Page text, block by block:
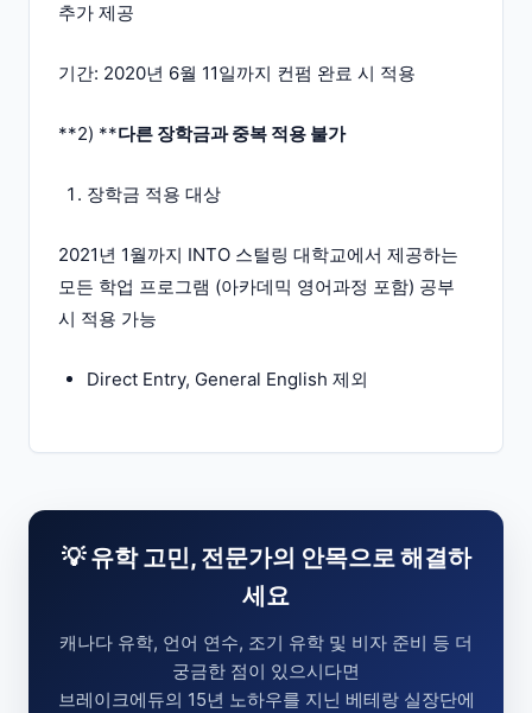
추가 제공
기간: 2020년 6월 11일까지 컨펌 완료 시 적용
**2) **다른 장학금과 중복 적용 불가
장학금 적용 대상
2021년 1월까지 INTO 스털링 대학교에서 제공하는
모든 학업 프로그램 (아카데믹 영어과정 포함) 공부
시 적용 가능
Direct Entry, General English 제외
💡 유학 고민, 전문가의 안목으로 해결하
세요
캐나다 유학, 언어 연수, 조기 유학 및 비자 준비 등 더
궁금한 점이 있으시다면
브레이크에듀의 15년 노하우를 지닌 베테랑 실장단에